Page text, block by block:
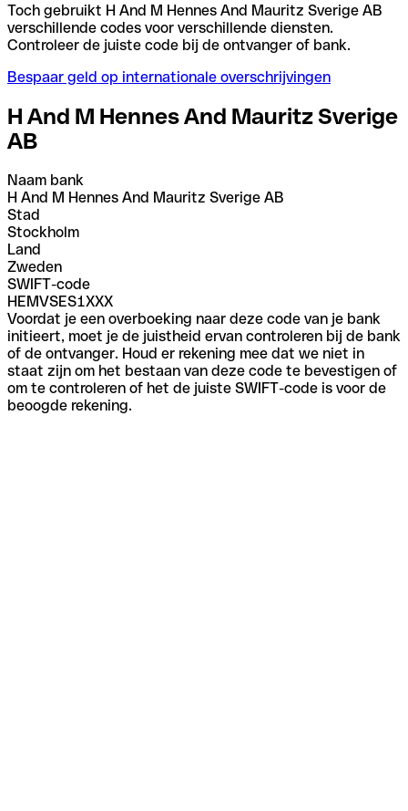
Toch gebruikt H And M Hennes And Mauritz Sverige AB
verschillende codes voor verschillende diensten.
Controleer de juiste code bij de ontvanger of bank.
Bespaar geld op internationale overschrijvingen
H And M Hennes And Mauritz Sverige
AB
Naam bank
H And M Hennes And Mauritz Sverige AB
Stad
Stockholm
Land
Zweden
SWIFT-code
HEMVSES1XXX
Voordat je een overboeking naar deze code van je bank
initieert, moet je de juistheid ervan controleren bij de bank
of de ontvanger. Houd er rekening mee dat we niet in
staat zijn om het bestaan van deze code te bevestigen of
om te controleren of het de juiste SWIFT-code is voor de
beoogde rekening.